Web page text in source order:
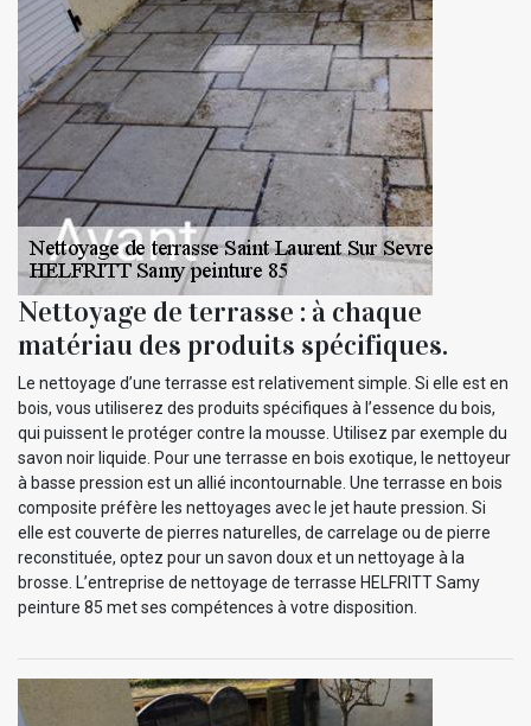
Nettoyage de terrasse : à chaque
matériau des produits spécifiques.
Le nettoyage d’une terrasse est relativement simple. Si elle est en
bois, vous utiliserez des produits spécifiques à l’essence du bois,
qui puissent le protéger contre la mousse. Utilisez par exemple du
savon noir liquide. Pour une terrasse en bois exotique, le nettoyeur
à basse pression est un allié incontournable. Une terrasse en bois
composite préfère les nettoyages avec le jet haute pression. Si
elle est couverte de pierres naturelles, de carrelage ou de pierre
reconstituée, optez pour un savon doux et un nettoyage à la
brosse. L’entreprise de nettoyage de terrasse HELFRITT Samy
peinture 85 met ses compétences à votre disposition.